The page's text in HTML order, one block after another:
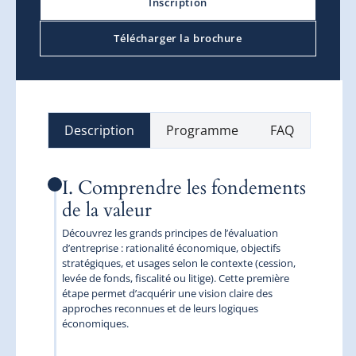
Description Programme FAQ
I. Comprendre les fondements
de la valeur
Découvrez les grands principes de l’évaluation
d’entreprise : rationalité économique, objectifs
stratégiques, et usages selon le contexte (cession,
levée de fonds, fiscalité ou litige). Cette première
étape permet d’acquérir une vision claire des
approches reconnues et de leurs logiques
économiques.
Télécharger la brochure